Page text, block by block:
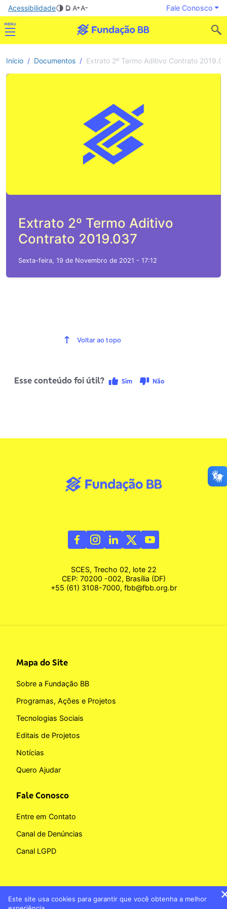
Acessibilidade Fale Conosco
Início Documentos Extrato 2º Termo Aditivo Contrato
Extrato 2º Termo Aditivo
Contrato 2019.037
Sexta-feira, 19 de Novembro de 2021 - 17:12
Voltar ao topo
Esse conteúdo foi útil? Sim Não
SCES, Trecho 02, lote 22
CEP: 70200 -002, Brasília (DF)
+55 (61) 3108-7000, fbb@fbb.org.br
Mapa do Site
Sobre a Fundação BB
Programas, Ações e Projetos
Tecnologias Sociais
Editais de Projetos
Notícias
Quero Ajudar
Fale Conosco
Entre em Contato
Canal de Denúncias
Canal LGPD
Este site usa cookies para garantir que você obtenha a melhor